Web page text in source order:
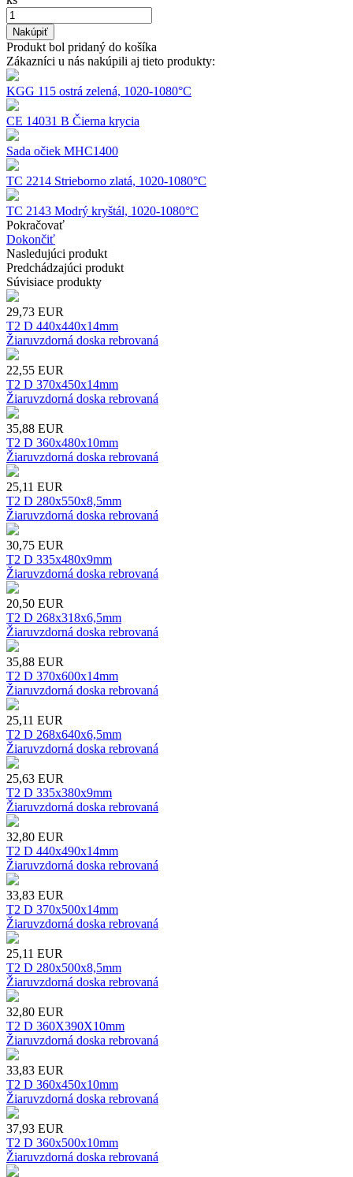
Nakúpiť
Produkt bol pridaný do košíka
Zákazníci u nás nakúpili aj tieto produkty:
KGG 115 ostrá zelená, 1020-1080°C
CE 14031 B Čierna krycia
Sada očiek MHC1400
TC 2214 Strieborno zlatá, 1020-1080°C
TC 2143 Modrý kryštál, 1020-1080°C
Pokračovať
Dokončiť
Nasledujúci produkt
Predchádzajúci produkt
Súvisiace produkty
29,73 EUR
T2 D 440x440x14mm
Žiaruvzdorná doska rebrovaná
22,55 EUR
T2 D 370x450x14mm
Žiaruvzdorná doska rebrovaná
35,88 EUR
T2 D 360x480x10mm
Žiaruvzdorná doska rebrovaná
25,11 EUR
T2 D 280x550x8,5mm
Žiaruvzdorná doska rebrovaná
30,75 EUR
T2 D 335x480x9mm
Žiaruvzdorná doska rebrovaná
20,50 EUR
T2 D 268x318x6,5mm
Žiaruvzdorná doska rebrovaná
35,88 EUR
T2 D 370x600x14mm
Žiaruvzdorná doska rebrovaná
25,11 EUR
T2 D 268x640x6,5mm
Žiaruvzdorná doska rebrovaná
25,63 EUR
T2 D 335x380x9mm
Žiaruvzdorná doska rebrovaná
32,80 EUR
T2 D 440x490x14mm
Žiaruvzdorná doska rebrovaná
33,83 EUR
T2 D 370x500x14mm
Žiaruvzdorná doska rebrovaná
25,11 EUR
T2 D 280x500x8,5mm
Žiaruvzdorná doska rebrovaná
32,80 EUR
T2 D 360X390X10mm
Žiaruvzdorná doska rebrovaná
33,83 EUR
T2 D 360x450x10mm
Žiaruvzdorná doska rebrovaná
37,93 EUR
T2 D 360x500x10mm
Žiaruvzdorná doska rebrovaná